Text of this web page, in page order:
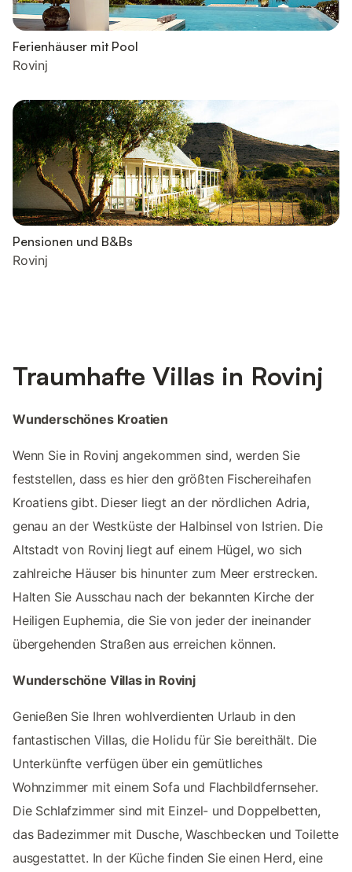
Ferienhäuser mit Pool
Rovinj
Pensionen und B&Bs
Rovinj
Traumhafte Villas in Rovinj
Wunderschönes Kroatien
Wenn Sie in Rovinj angekommen sind, werden Sie
feststellen, dass es hier den größten Fischereihafen
Kroatiens gibt. Dieser liegt an der nördlichen Adria,
genau an der Westküste der Halbinsel von Istrien. Die
Altstadt von Rovinj liegt auf einem Hügel, wo sich
zahlreiche Häuser bis hinunter zum Meer erstrecken.
Halten Sie Ausschau nach der bekannten Kirche der
Heiligen Euphemia, die Sie von jeder der ineinander
übergehenden Straßen aus erreichen können.
Wunderschöne Villas in Rovinj
Genießen Sie Ihren wohlverdienten Urlaub in den
fantastischen Villas, die Holidu für Sie bereithält. Die
Unterkünfte verfügen über ein gemütliches
Wohnzimmer mit einem Sofa und Flachbildfernseher.
Die Schlafzimmer sind mit Einzel- und Doppelbetten,
das Badezimmer mit Dusche, Waschbecken und Toilette
ausgestattet. In der Küche finden Sie einen Herd, eine